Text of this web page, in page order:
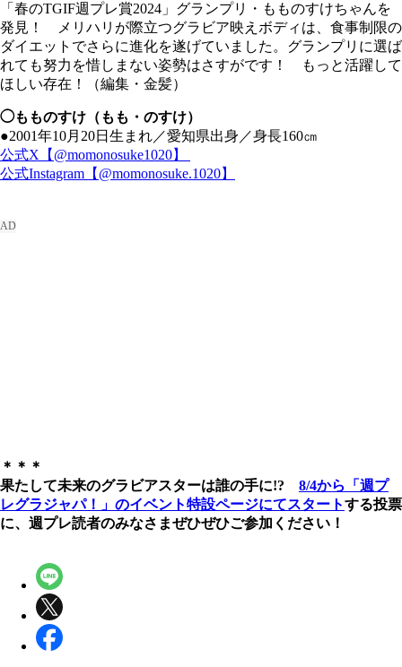
「春のTGIF週プレ賞2024」グランプリ・もものすけちゃんを
発見！ メリハリが際立つグラビア映えボディは、食事制限の
ダイエットでさらに進化を遂げていました。グランプリに選ば
れても努力を惜しまない姿勢はさすがです！ もっと活躍して
ほしい存在！（編集・金髪）
◯もものすけ（もも・のすけ）
●2001年10月20日生まれ／愛知県出身／身長160㎝
公式X【@momonosuke1020】
公式Instagram【@momonosuke.1020】
＊＊＊
果たして未来のグラビアスターは誰の手に!? 8/4から「週プ
レグラジャパ！」のイベント特設ページにてスタートする投票
に、週プレ読者のみなさまぜひぜひご参加ください！